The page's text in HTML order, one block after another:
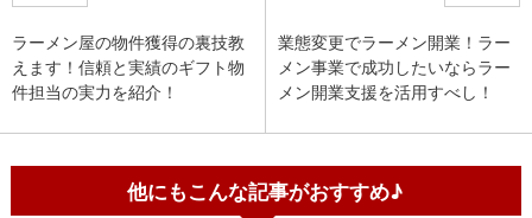
ラーメン屋の物件獲得の裏技教
えます！信頼と実績のギフト物
件担当の実力を紹介！
業態変更でラーメン開業！ラー
メン事業で成功したいならラー
メン開業支援を活用すべし！
他にもこんな記事がおすすめ♪